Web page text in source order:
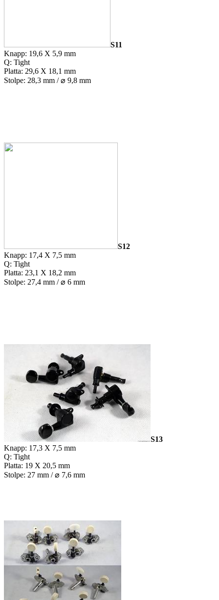
S11
Knapp: 19,6 X 5,9 mm
Q: Tight
Platta: 29,6 X 18,1 mm
Stolpe: 28,3 mm / ⌀ 9,8 mm
S12
Knapp: 17,4 X 7,5 mm
Q: Tight
Platta: 23,1 X 18,2 mm
Stolpe: 27,4 mm / ⌀ 6 mm
S13
Knapp: 17,3 X 7,5 mm
Q: Tight
Platta: 19 X 20,5 mm
Stolpe: 27 mm / ⌀ 7,6 mm